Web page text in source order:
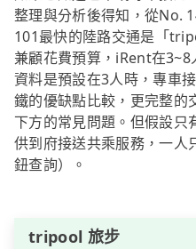
整理與分析後得知，從No.
101最快的陸路交通是「
兼顧花費預算，iRent在
資料是預設在3人時，專車
鐵的優缺點比較，更完整的
下方的常見問題。但假設
供到府接送共乘服務，一人
鈕查詢）。
tripool 旅步